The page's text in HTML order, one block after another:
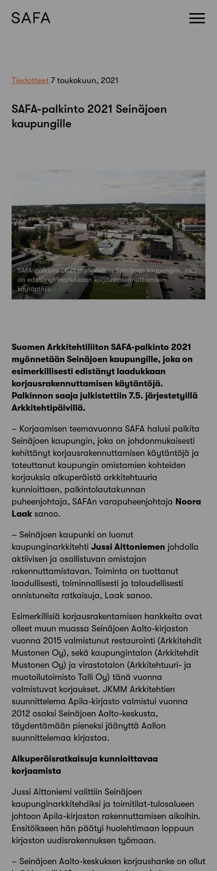
Tiedotteet 7 toukokuun, 2021
SAFA-palkinto 2021 Seinäjoen
kaupungille
SAFA-palkinto 2021 myönnettiin Seinäjoen kaupungille, joka
on edistänyt laadukkaan korjausrakennuttamisen
käytäntöjä.
Suomen Arkkitehtiliiton SAFA-palkinto 2021
myönnetään Seinäjoen kaupungille, joka on
esimerkillisesti edistänyt laadukkaan
korjausrakennuttamisen käytäntöjä.
Palkinnon saaja julkistettiin 7.5. järjestetyillä
Arkkitehtipäivillä.
– Korjaamisen teemavuonna SAFA halusi palkita
Seinäjoen kaupungin, joka on johdonmukaisesti
kehittänyt korjausrakennuttamisen käytäntöjä ja
toteuttanut kaupungin omistamien kohteiden
korjauksia alkuperäistä arkkitehtuuria
kunnioittaen, palkintolautakunnan
puheenjohtaja, SAFAn varapuheenjohtaja Noora
Laak sanoo.
– Seinäjoen kaupunki on luonut
kaupunginarkkitehti Jussi Aittoniemen johdolla
aktiivisen ja osallistuvan omistajan
rakennuttamistavan. Toiminta on tuottanut
laadullisesti, toiminnallisesti ja taloudellisesti
onnistuneita ratkaisuja, Laak sanoo.
Esimerkillisiä korjausrakentamisen hankkeita ovat
olleet muun muassa Seinäjoen Aalto-kirjaston
vuonna 2015 valmistunut restaurointi (Arkkitehdit
Mustonen Oy), sekä kaupungintalon (Arkkitehdit
Mustonen Oy) ja virastotalon (Arkkitehtuuri- ja
muotoilutoimisto Talli Oy) tänä vuonna
valmistuvat korjaukset. JKMM Arkkitehtien
suunnittelema Apila-kirjasto valmistui vuonna
2012 osaksi Seinäjoen Aalto-keskusta,
täydentämään pieneksi jäänyttä Aallon
suunnittelemaa kirjastoa.
Alkuperäisratkaisuja kunnioittavaa
korjaamista
Jussi Aittoniemi valittiin Seinäjoen
kaupunginarkkitehdiksi ja toimitilat-tulosalueen
johtoon Apila-kirjaston rakennuttamisen aikoihin.
Ensitöikseen hän päätyi huolehtimaan loppuun
kirjaston uudisrakennuksen työmaan.
– Seinäjoen Aalto-keskuksen korjaushanke on ollut